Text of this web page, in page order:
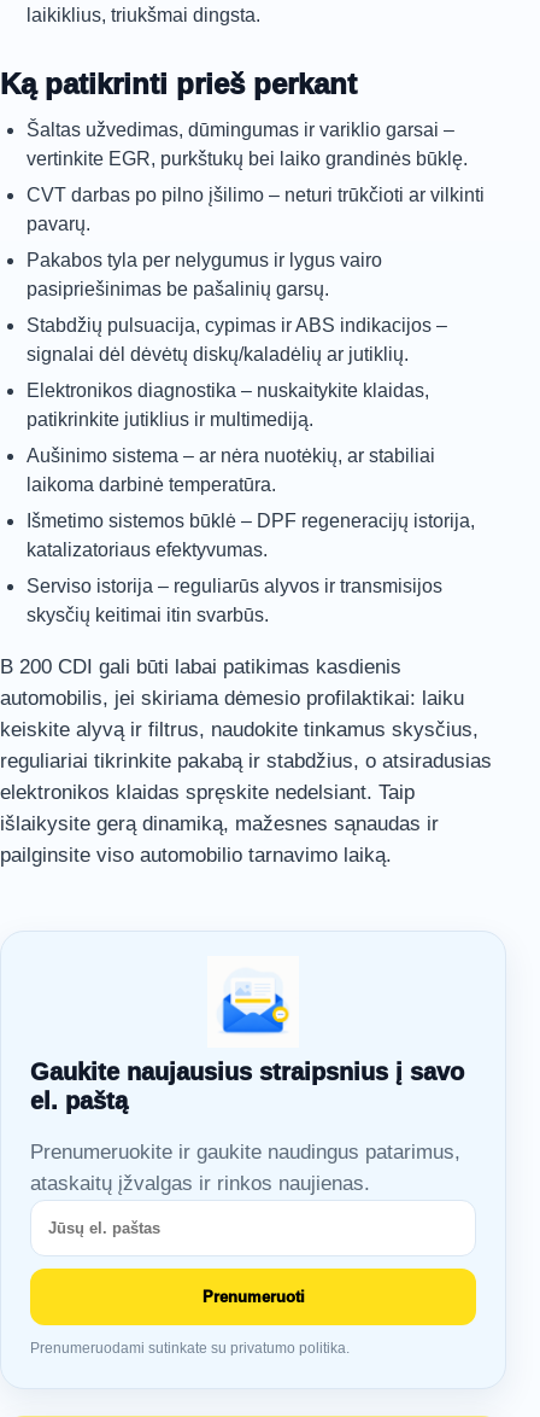
laikiklius, triukšmai dingsta.
Ką patikrinti prieš perkant
Šaltas užvedimas, dūmingumas ir variklio garsai –
vertinkite EGR, purkštukų bei laiko grandinės būklę.
CVT darbas po pilno įšilimo – neturi trūkčioti ar vilkinti
pavarų.
Pakabos tyla per nelygumus ir lygus vairo
pasipriešinimas be pašalinių garsų.
Stabdžių pulsuacija, cypimas ir ABS indikacijos –
signalai dėl dėvėtų diskų/kaladėlių ar jutiklių.
Elektronikos diagnostika – nuskaitykite klaidas,
patikrinkite jutiklius ir multimediją.
Aušinimo sistema – ar nėra nuotėkių, ar stabiliai
laikoma darbinė temperatūra.
Išmetimo sistemos būklė – DPF regeneracijų istorija,
katalizatoriaus efektyvumas.
Serviso istorija – reguliarūs alyvos ir transmisijos
skysčių keitimai itin svarbūs.
B 200 CDI gali būti labai patikimas kasdienis
automobilis, jei skiriama dėmesio profilaktikai: laiku
keiskite alyvą ir filtrus, naudokite tinkamus skysčius,
reguliariai tikrinkite pakabą ir stabdžius, o atsiradusias
elektronikos klaidas spręskite nedelsiant. Taip
išlaikysite gerą dinamiką, mažesnes sąnaudas ir
pailginsite viso automobilio tarnavimo laiką.
Gaukite naujausius straipsnius į savo
el. paštą
Prenumeruokite ir gaukite naudingus patarimus,
ataskaitų įžvalgas ir rinkos naujienas.
Prenumeruoti
Prenumeruodami sutinkate su privatumo politika.